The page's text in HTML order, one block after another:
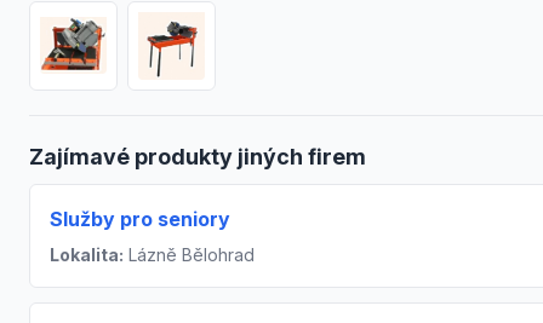
Zajímavé produkty jiných firem
Služby pro seniory
Lokalita: Lázně Bělohrad